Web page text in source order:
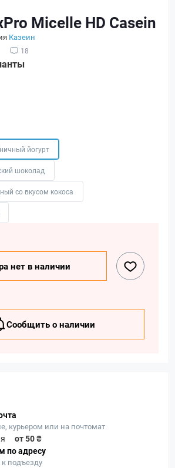
Micelle HD Casein
Казеин
18
йогурт
шоколад
со вкусом кокоса
нет в наличии
Сообщить о наличии
курьером или на почтомат
от 50 ₴
по адресу
подъезду